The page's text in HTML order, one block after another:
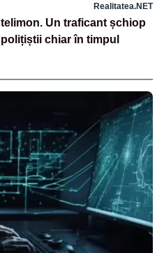
Realitatea.NET
Un traficant șchiop
chiar în timpul